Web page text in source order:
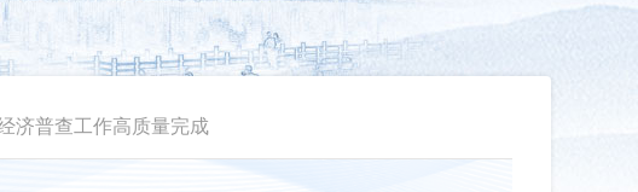
济普查工作高质量完成